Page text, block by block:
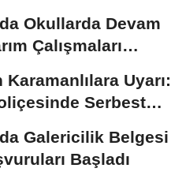
Okullarda Devam
Çalışmaları
Karamanlılara Uyarı:
Serbest
Galericilik Belgesi
Başladı